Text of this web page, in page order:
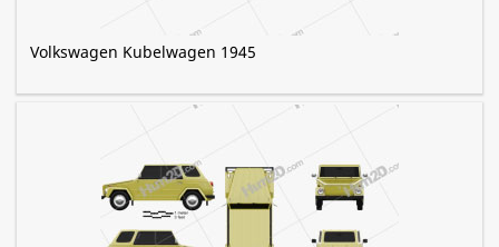
Volkswagen Kubelwagen 1945